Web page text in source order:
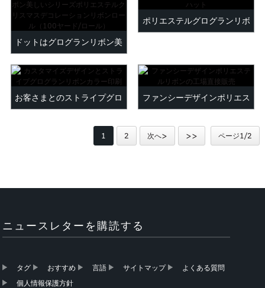
Zulu
ドットはグログランリボン美
しいシリーズPOLを印刷しま
す...
ポリエステルグログランリボ
お客さまとのストライプグロ ファンシーデザインポリエス
1 2 次へ> >> ページ1/2
ニュースレターを購読する
タグ おすすめ 言語 サイトマップ
よくある質問
個人情報保護方針